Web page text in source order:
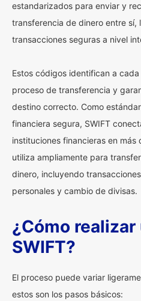
estandarizados para enviar y
transferencia de dinero entre sí,
transacciones seguras a nivel
Estos códigos identifican a
proceso de transferencia y
destino correcto. Como
financiera segura, SWIFT
instituciones financieras en
utiliza ampliamente para
dinero, incluyendo
personales y cambio de divisas.
¿Cómo realizar
SWIFT?
El proceso puede variar
estos son los pasos básicos: